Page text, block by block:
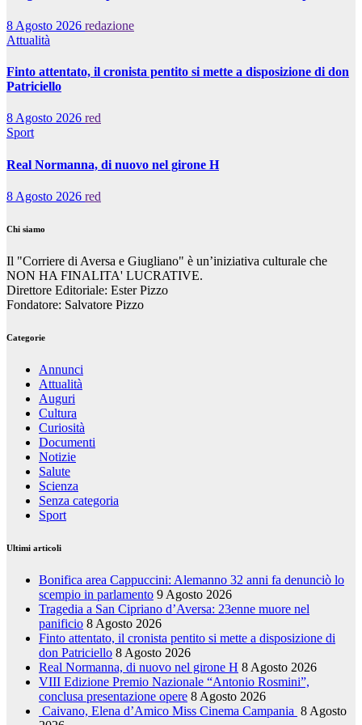
8 Agosto 2026 redazione
Attualità
Finto attentato, il cronista pentito si mette a disposizione di don
Patriciello
8 Agosto 2026 red
Sport
Real Normanna, di nuovo nel girone H
8 Agosto 2026 red
Chi siamo
Il "Corriere di Aversa e Giugliano" è un’iniziativa culturale che
NON HA FINALITA' LUCRATIVE.
Direttore Editoriale: Ester Pizzo
Fondatore: Salvatore Pizzo
Categorie
Annunci
Attualità
Auguri
Cultura
Curiosità
Documenti
Notizie
Salute
Scienza
Senza categoria
Sport
Ultimi articoli
Bonifica area Cappuccini: Alemanno 32 anni fa denunciò lo
scempio in parlamento 9 Agosto 2026
Tragedia a San Cipriano d’Aversa: 23enne muore nel
panificio 8 Agosto 2026
Finto attentato, il cronista pentito si mette a disposizione di
don Patriciello 8 Agosto 2026
Real Normanna, di nuovo nel girone H 8 Agosto 2026
VIII Edizione Premio Nazionale “Antonio Rosmini”,
conclusa presentazione opere 8 Agosto 2026
Caivano, Elena d’Amico Miss Cinema Campania 8 Agosto